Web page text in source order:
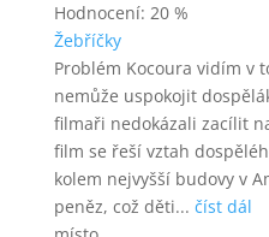
Hodnocení: 20 %
Žebříčky
Problém Kocoura vidím v
nemůže uspokojit
filmaři nedokázali zacílit
film se řeší vztah
kolem nejvyšší budovy v
peněz, což děti... číst dál